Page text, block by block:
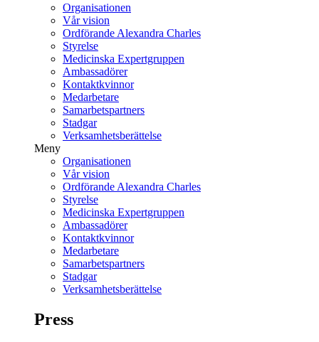
Organisationen
Vår vision
Ordförande Alexandra Charles
Styrelse
Medicinska Expertgruppen
Ambassadörer
Kontaktkvinnor
Medarbetare
Samarbetspartners
Stadgar
Verksamhetsberättelse
Meny
Organisationen
Vår vision
Ordförande Alexandra Charles
Styrelse
Medicinska Expertgruppen
Ambassadörer
Kontaktkvinnor
Medarbetare
Samarbetspartners
Stadgar
Verksamhetsberättelse
Press